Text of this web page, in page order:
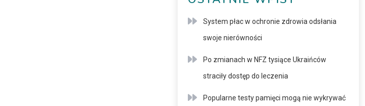
System płac w ochronie zdrowia odsłania
swoje nierówności
Po zmianach w NFZ tysiące Ukraińców
straciły dostęp do leczenia
Popularne testy pamięci mogą nie wykrywać